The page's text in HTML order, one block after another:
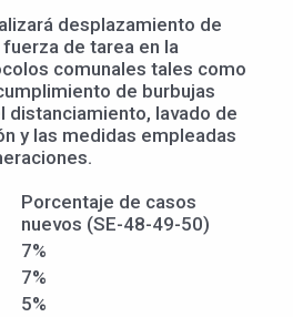
desplazamiento de
de tarea en la
comunales tales como
de burbujas
distanciamiento, lavado de
y las medidas empleadas
Porcentaje de casos
nuevos (SE-48-49-50)
7%
7%
5%